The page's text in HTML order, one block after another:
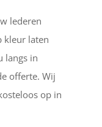
lederen
kleur laten
langs in
offerte. Wij
op in